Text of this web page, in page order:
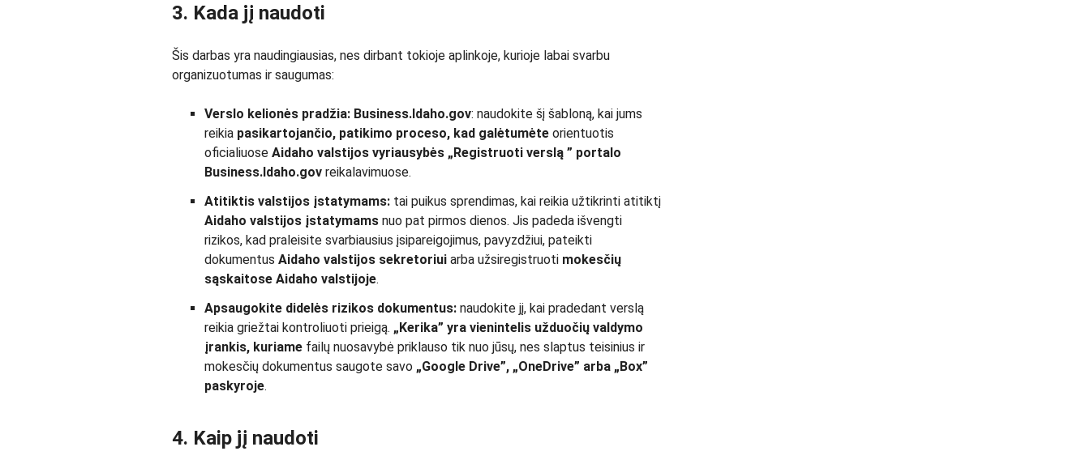
3. Kada jį naudoti
Šis darbas yra naudingiausias, nes dirbant tokioje aplinkoje, kurioje labai svarbu
organizuotumas ir saugumas:
Verslo kelionės pradžia: Business.Idaho.gov: naudokite šį šabloną, kai jums
reikia pasikartojančio, patikimo proceso, kad galėtumėte orientuotis
oficialiuose Aidaho valstijos vyriausybės „Registruoti verslą ” portalo
Business.Idaho.gov reikalavimuose.
Atitiktis valstijos įstatymams: tai puikus sprendimas, kai reikia užtikrinti atitiktį
Aidaho valstijos įstatymams nuo pat pirmos dienos. Jis padeda išvengti
rizikos, kad praleisite svarbiausius įsipareigojimus, pavyzdžiui, pateikti
dokumentus Aidaho valstijos sekretoriui arba užsiregistruoti mokesčių
sąskaitose Aidaho valstijoje.
Apsaugokite didelės rizikos dokumentus: naudokite jį, kai pradedant verslą
reikia griežtai kontroliuoti prieigą. „Kerika” yra vienintelis užduočių valdymo
įrankis, kuriame failų nuosavybė priklauso tik nuo jūsų, nes slaptus teisinius ir
mokesčių dokumentus saugote savo „Google Drive”, „OneDrive” arba „Box”
paskyroje.
4. Kaip jį naudoti